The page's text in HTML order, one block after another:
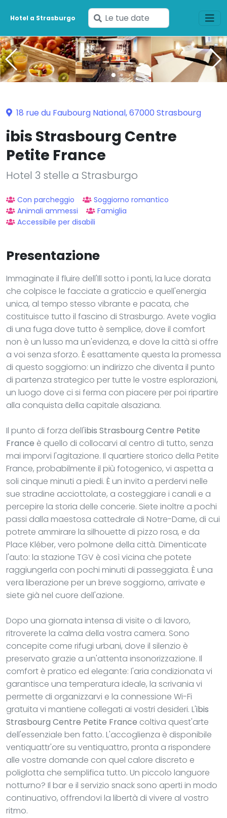
Hotel a Strasburgo
Inserisci
le
tue
date
18 rue du Faubourg National, 67000 Strasbourg
ibis Strasbourg Centre
Petite France
Hotel 3 stelle a Strasburgo
Con parcheggio
Soggiorno romantico
Animali ammessi
Famiglia
Accessibile per disabili
Presentazione
Immaginate il fluire dell'Ill sotto i ponti, la luce dorata
che colpisce le facciate a graticcio e quell'energia
unica, al tempo stesso vibrante e pacata, che
costituisce tutto il fascino di Strasburgo. Avete voglia
di una fuga dove tutto è semplice, dove il comfort
non è un lusso ma un'evidenza, e dove la città si offre
a voi senza sforzo. È esattamente questa la promessa
di questo soggiorno: un indirizzo che diventa il punto
di partenza strategico per tutte le vostre esplorazioni,
un luogo dove ci si ferma con piacere per poi ripartire
alla conquista della capitale alsaziana.
Il punto di forza dell'ibis Strasbourg Centre Petite
France è quello di collocarvi al centro di tutto, senza
mai imporvi l'agitazione. Il quartiere storico della Petite
France, probabilmente il più fotogenico, vi aspetta a
soli cinque minuti a piedi. È un invito a perdervi nelle
sue stradine acciottolate, a costeggiare i canali e a
percepire la storia delle concerie. Siete inoltre a pochi
passi dalla maestosa cattedrale di Notre-Dame, di cui
potrete ammirare la silhouette di pizzo rosa, e da
Place Kléber, vero polmone della città. Dimenticate
l'auto: la stazione TGV è così vicina che potete
raggiungerla con pochi minuti di passeggiata. È una
vera liberazione per un breve soggiorno, arrivate e
siete già nel cuore dell'azione.
Dopo una giornata intensa di visite o di lavoro,
ritroverete la calma della vostra camera. Sono
concepite come rifugi urbani, dove il silenzio è
preservato grazie a un'attenta insonorizzazione. Il
comfort è pratico ed elegante: l'aria condizionata vi
garantisce una temperatura ideale, la scrivania vi
permette di organizzarvi e la connessione Wi-Fi
gratuita vi mantiene collegati ai vostri desideri. L'ibis
Strasbourg Centre Petite France coltiva quest'arte
dell'essenziale ben fatto. L'accoglienza è disponibile
ventiquattr'ore su ventiquattro, pronta a rispondere
alle vostre domande con quel calore discreto e
poliglotta che semplifica tutto. Un piccolo languore
notturno? Il bar e il servizio snack sono aperti in modo
continuativo, offrendovi la libertà di vivere al vostro
ritmo.